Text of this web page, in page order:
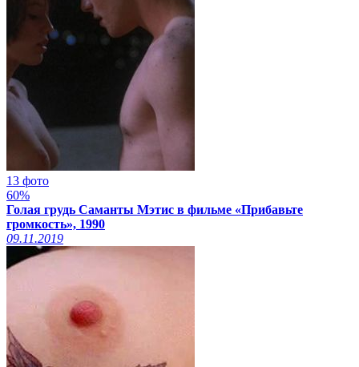
13 фото
60%
Голая грудь Саманты Мэтис в фильме «Прибавьте
громкость», 1990
09.11.2019